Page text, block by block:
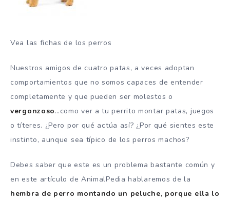
Vea las fichas de los perros
Nuestros amigos de cuatro patas, a veces adoptan
comportamientos que no somos capaces de entender
completamente y que pueden ser molestos o
vergonzoso…como ver a tu perrito montar patas, juegos
o títeres. ¿Pero por qué actúa así? ¿Por qué sientes este
instinto, aunque sea típico de los perros machos?
Debes saber que este es un problema bastante común y
en este artículo de AnimalPedia hablaremos de la
hembra de perro montando un peluche, porque ella lo